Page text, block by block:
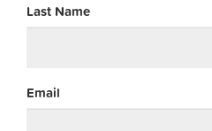
Last Name
Email